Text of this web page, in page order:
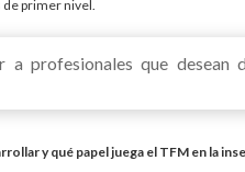
primer nivel.
a profesionales que
y qué papel juega el TFM en la